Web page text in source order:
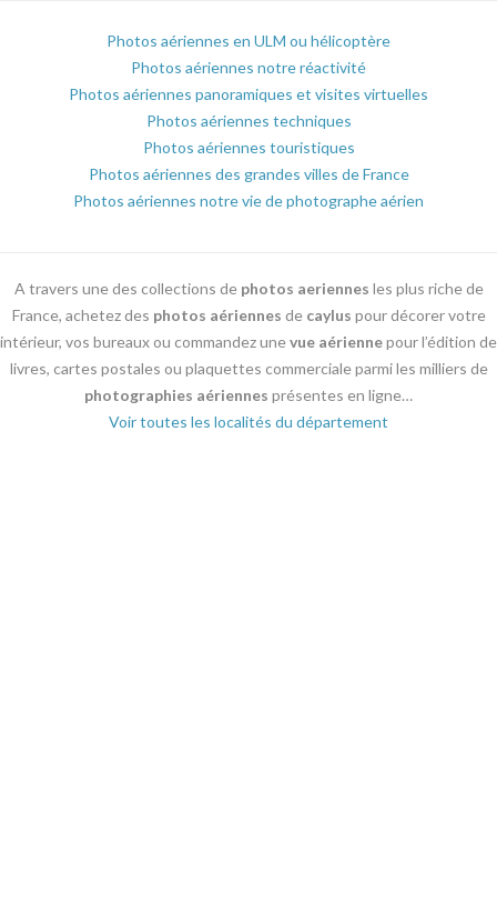
Photos aériennes en ULM ou hélicoptère
Photos aériennes notre réactivité
Photos aériennes panoramiques et visites virtuelles
Photos aériennes techniques
Photos aériennes touristiques
Photos aériennes des grandes villes de France
Photos aériennes notre vie de photographe aérien
A travers une des collections de photos aeriennes les plus riche de
France, achetez des photos aériennes de caylus pour décorer votre
intérieur, vos bureaux ou commandez unevue aériennepour l’édition de
livres, cartes postales ou plaquettes commerciale parmi les milliers de
photographies aériennes présentes en ligne…
Voir toutes les localités du département